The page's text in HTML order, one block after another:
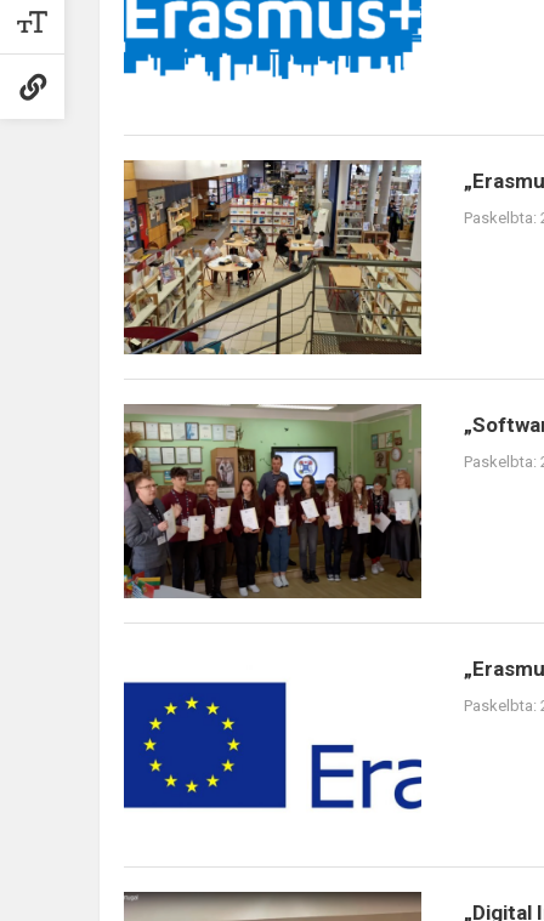
veikla
Turkijoje
„Erasmus+
projektas
„Mokyklą
kuriu
AŠ“:
darbo
stebėjimo
vei...
Paskelbta:
„Software
engineer”.
Mokymo(si)
veikla
Gedminų
progimnazijo...
Paskelbta:
darbo
stebėjimo
veiklos:
svečiuose
mokytojai
Paskelbta:
„Digital „Digital